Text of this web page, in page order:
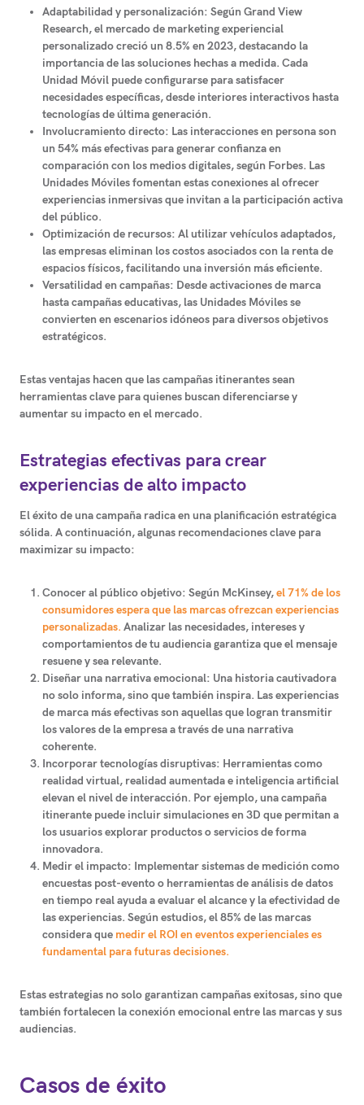
Adaptabilidad y personalización: Según Grand View
Research, el mercado de marketing experiencial
personalizado creció un 8.5% en 2023, destacando la
importancia de las soluciones hechas a medida. Cada
Unidad Móvil puede configurarse para satisfacer
necesidades específicas, desde interiores interactivos hasta
tecnologías de última generación.
Involucramiento directo: Las interacciones en persona son
un 54% más efectivas para generar confianza en
comparación con los medios digitales, según Forbes. Las
Unidades Móviles fomentan estas conexiones al ofrecer
experiencias inmersivas que invitan a la participación activa
del público.
Optimización de recursos: Al utilizar vehículos adaptados,
las empresas eliminan los costos asociados con la renta de
espacios físicos, facilitando una inversión más eficiente.
Versatilidad en campañas: Desde activaciones de marca
hasta campañas educativas, las Unidades Móviles se
convierten en escenarios idóneos para diversos objetivos
estratégicos.
Estas ventajas hacen que las campañas itinerantes sean
herramientas clave para quienes buscan diferenciarse y
aumentar su impacto en el mercado.
Estrategias efectivas para crear
experiencias de alto impacto
El éxito de una campaña radica en una planificación estratégica
sólida. A continuación, algunas recomendaciones clave para
maximizar su impacto:
Conocer al público objetivo: Según McKinsey,el 71% de los
consumidores espera que las marcas ofrezcan experiencias
personalizadas. Analizar las necesidades, intereses y
comportamientos de tu audiencia garantiza que el mensaje
resuene y sea relevante.
Diseñar una narrativa emocional: Una historia cautivadora
no solo informa, sino que también inspira. Las experiencias
de marca más efectivas son aquellas que logran transmitir
los valores de la empresa a través de una narrativa
coherente.
Incorporar tecnologías disruptivas: Herramientas como
realidad virtual, realidad aumentada e inteligencia artificial
elevan el nivel de interacción. Por ejemplo, una campaña
itinerante puede incluir simulaciones en 3D que permitan a
los usuarios explorar productos o servicios de forma
innovadora.
Medir el impacto: Implementar sistemas de medición como
encuestas post-evento o herramientas de análisis de datos
en tiempo real ayuda a evaluar el alcance y la efectividad de
las experiencias. Según estudios, el 85% de las marcas
considera que medir el ROI en eventos experienciales es
fundamental para futuras decisiones.
Estas estrategias no solo garantizan campañas exitosas, sino que
también fortalecen la conexión emocional entre las marcas y sus
audiencias.
Casos de éxito